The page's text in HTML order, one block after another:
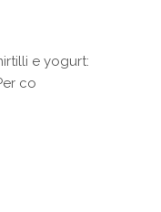
e yogurt:
co